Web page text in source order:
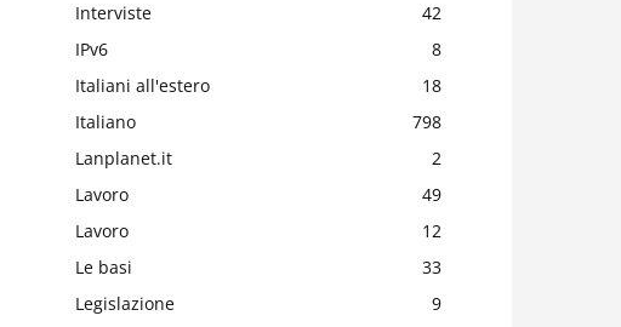
Interviste
42
IPv6
8
Italiani all'estero
18
Italiano
798
Lanplanet.it
2
Lavoro
49
Lavoro
12
Le basi
33
Legislazione
9